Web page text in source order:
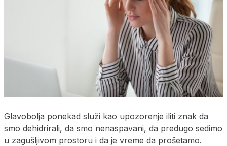
Glavobolja ponekad služi kao upozorenje iliti znak da
smo dehidrirali, da smo nenaspavani, da predugo sedimo
u zagušljivom prostoru i da je vreme da prošetamo.